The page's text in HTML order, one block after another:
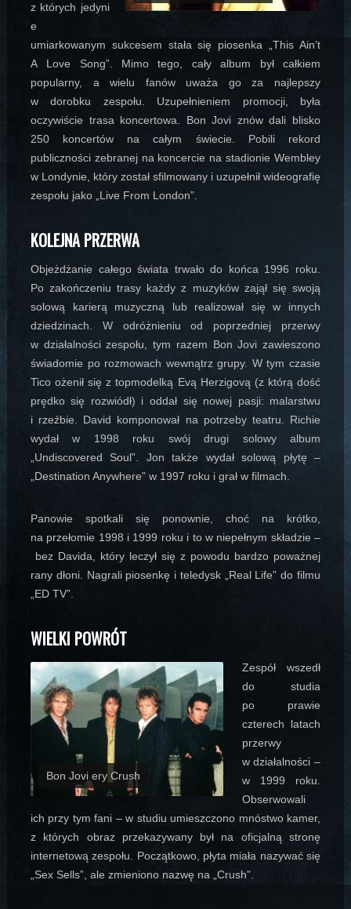
z których jedyni
e
umiarkowanym sukcesem stała się piosenka „This Ain’t
A Love Song”. Mimo tego, cały album był całkiem
popularny, a wielu fanów uważa go za najlepszy
w dorobku zespołu. Uzupełnieniem promocji, była
oczywiście trasa koncertowa. Bon Jovi znów dali blisko
250 koncertów na całym świecie. Pobili rekord
publiczności zebranej na koncercie na stadionie Wembley
w Londynie, który został sfilmowany i uzupełnił wideografię
zespołu jako „Live From London”.
KOLEJNA PRZERWA
Objeżdżanie całego świata trwało do końca 1996 roku.
Po zakończeniu trasy każdy z muzyków zajął się swoją
solową karierą muzyczną lub realizował się w innych
dziedzinach. W odróżnieniu od poprzedniej przerwy
w działalności zespołu, tym razem Bon Jovi zawieszono
świadomie po rozmowach wewnątrz grupy. W tym czasie
Tico ożenił się z topmodelką Evą Herzigovą (z którą dość
prędko się rozwiódł) i oddał się nowej pasji: malarstwu
i rzeźbie. David komponował na potrzeby teatru. Richie
wydał w 1998 roku swój drugi solowy album
„Undiscovered Soul”. Jon także wydał solową płytę –
„Destination Anywhere” w 1997 roku i grał w filmach.
Panowie spotkali się ponownie, choć na krótko,
na przełomie 1998 i 1999 roku i to w niepełnym składzie –
bez Davida, który leczył się z powodu bardzo poważnej
rany dłoni. Nagrali piosenkę i teledysk „Real Life” do filmu
„ED TV”.
WIELKI POWRÓT
Bon Jovi ery Crush
Zespół wszedł
do studia
po prawie
czterech latach
przerwy
w działalności –
w 1999 roku.
Obserwowali
ich przy tym fani – w studiu umieszczono mnóstwo kamer,
z których obraz przekazywany był na oficjalną stronę
internetową zespołu. Początkowo, płyta miała nazywać się
„Sex Sells”, ale zmieniono nazwę na „Crush”.